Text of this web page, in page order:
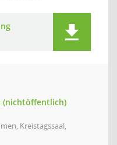
(nichtöffentlich)
Kreistagssaal,